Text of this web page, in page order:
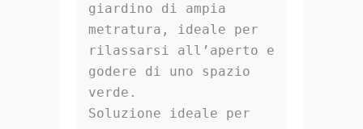
giardino di ampia
metratura, ideale per
rilassarsi all’aperto e
godere di uno spazio
verde.
Soluzione ideale per